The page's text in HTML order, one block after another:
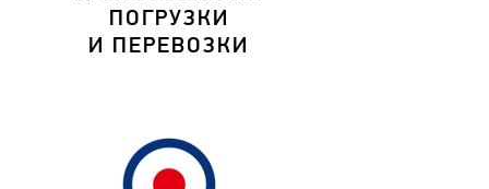
ПОГРУЗКИ
И ПЕРЕВОЗКИ